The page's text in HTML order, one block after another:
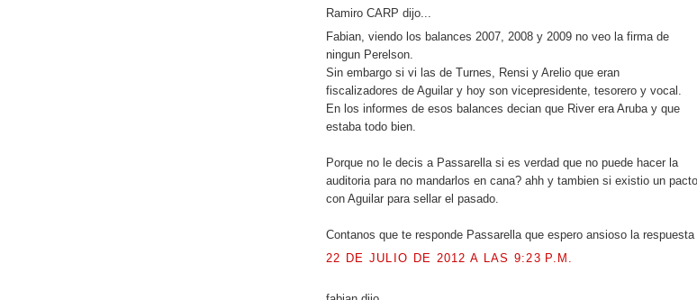
Ramiro CARP dijo...
Fabian, viendo los balances 2007, 2008 y 2009 no veo la firma de
ningun Perelson.
Sin embargo si vi las de Turnes, Rensi y Arelio que eran
fiscalizadores de Aguilar y hoy son vicepresidente, tesorero y vocal.
En los informes de esos balances decian que River era Aruba y que
estaba todo bien.
Porque no le decis a Passarella si es verdad que no puede hacer la
auditoria para no mandarlos en cana? ahh y tambien si existio un pacto
con Aguilar para sellar el pasado.
Contanos que te responde Passarella que espero ansioso la respuesta
22 DE JULIO DE 2012 A LAS 9:23 P.M.